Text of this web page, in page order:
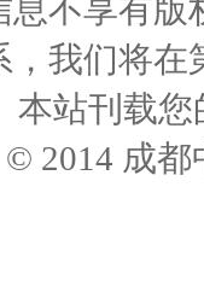
息不享有
，我们将在
本站刊载您
© 2014 成